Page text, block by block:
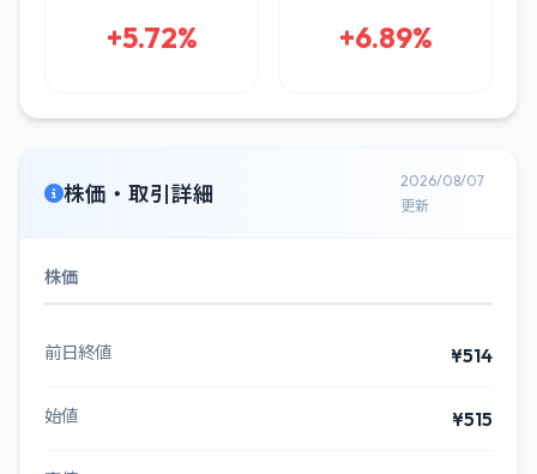
+5.72% +6.89%
株価・取引詳細
2026/08/07
更新
株価
前日終値 ¥514
始値 ¥515